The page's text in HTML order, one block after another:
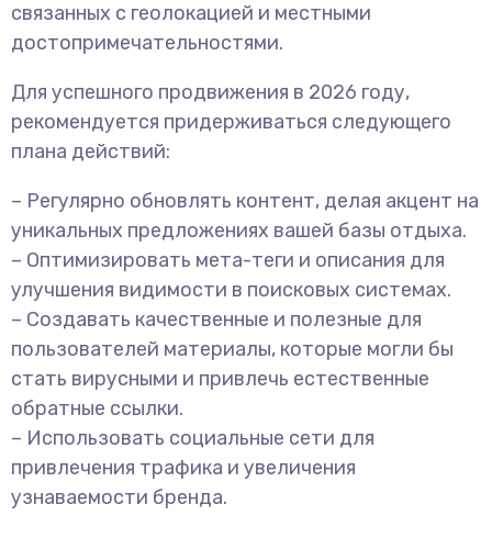
связанных с геолокацией и местными
достопримечательностями.
Для успешного продвижения в 2026 году,
рекомендуется придерживаться следующего
плана действий:
– Регулярно обновлять контент, делая акцент на
уникальных предложениях вашей базы отдыха.
– Оптимизировать мета-теги и описания для
улучшения видимости в поисковых системах.
– Создавать качественные и полезные для
пользователей материалы, которые могли бы
стать вирусными и привлечь естественные
обратные ссылки.
– Использовать социальные сети для
привлечения трафика и увеличения
узнаваемости бренда.